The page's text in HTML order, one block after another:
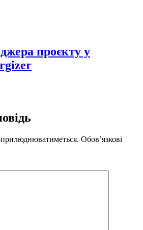
проєкту у
Обов’язкові